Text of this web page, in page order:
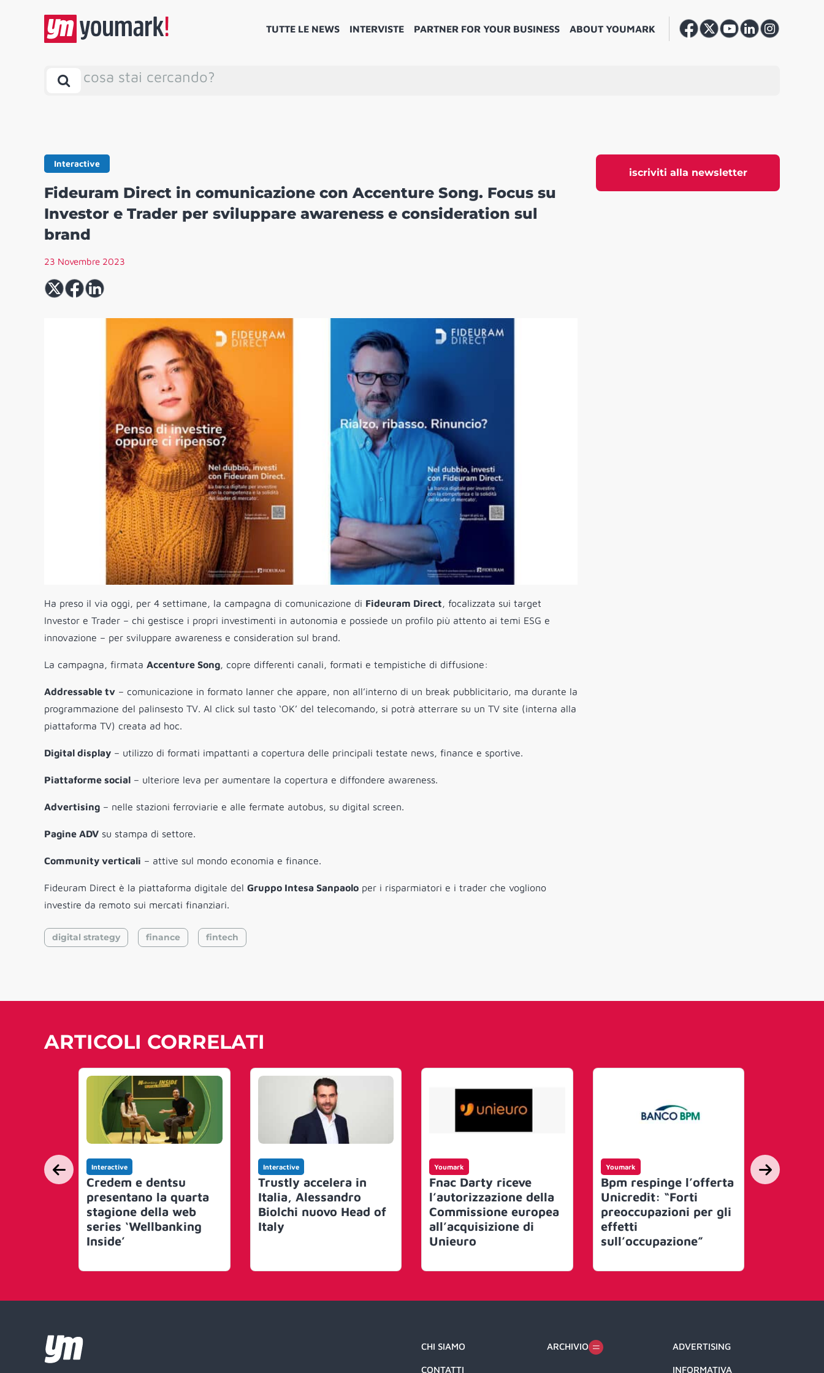
TUTTE LE NEWS INTERVISTE PARTNER FOR YOUR BUSINESS ABOUT YOUMARK
cosa stai cercando?
iscriviti alla newsletter
Interactive
Fideuram Direct in comunicazione con Accenture Song. Focus su
Investor e Trader per sviluppare awareness e consideration sul
brand
23 Novembre 2023
Ha preso il via oggi, per 4 settimane, la campagna di comunicazione di Fideuram Direct, focalizzata sui target
Investor e Trader – chi gestisce i propri investimenti in autonomia e possiede un profilo più attento ai temi ESG e
innovazione – per sviluppare awareness e consideration sul brand.
La campagna, firmata Accenture Song, copre differenti canali, formati e tempistiche di diffusione:
Addressable tv – comunicazione in formato lanner che appare, non all’interno di un break pubblicitario, ma durante la
programmazione del palinsesto TV. Al click sul tasto ‘OK’ del telecomando, si potrà atterrare su un TV site (interna alla
piattaforma TV) creata ad hoc.
Digital display – utilizzo di formati impattanti a copertura delle principali testate news, finance e sportive.
Piattaforme social – ulteriore leva per aumentare la copertura e diffondere awareness.
Advertising – nelle stazioni ferroviarie e alle fermate autobus, su digital screen.
Pagine ADV su stampa di settore.
Community verticali – attive sul mondo economia e finance.
Fideuram Direct è la piattaforma digitale del Gruppo Intesa Sanpaolo per i risparmiatori e i trader che vogliono
investire da remoto sui mercati finanziari.
digital strategy finance fintech
ARTICOLI CORRELATI
Interactive
Credem e dentsu
presentano la quarta
stagione della web
series ‘Wellbanking
Inside’
Interactive
Trustly accelera in
Italia, Alessandro
Biolchi nuovo Head of
Italy
Youmark
Fnac Darty riceve
l’autorizzazione della
Commissione europea
all’acquisizione di
Unieuro
Youmark
Bpm respinge l’offerta
Unicredit: “Forti
preoccupazioni per gli
effetti
sull’occupazione”
Youmark
CHI SIAMO
CONTATTI
ARCHIVIO ADVERTISING
INFORMATIVA